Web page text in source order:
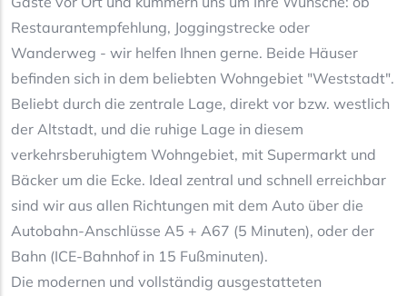
Restaurantempfehlung, Joggingstrecke oder
Wanderweg - wir helfen Ihnen gerne. Beide Häuser
befinden sich in dem beliebten Wohngebiet "Weststadt".
Beliebt durch die zentrale Lage, direkt vor bzw. westlich
der Altstadt, und die ruhige Lage in diesem
verkehrsberuhigtem Wohngebiet, mit Supermarkt und
Bäcker um die Ecke. Ideal zentral und schnell erreichbar
sind wir aus allen Richtungen mit dem Auto über die
Autobahn-Anschlüsse A5 + A67 (5 Minuten), oder der
Bahn (ICE-Bahnhof in 15 Fußminuten).
Die modernen und vollständig ausgestatteten